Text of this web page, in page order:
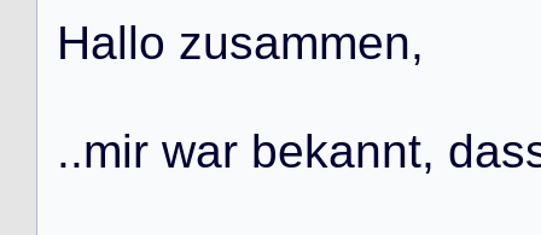
Hallo zusammen,
..mir war bekannt, das